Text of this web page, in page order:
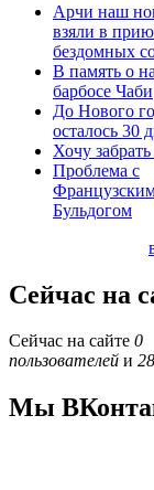
Арчи наш
взяли в
бездомных
В память о
барбосе Чаби
До Нового
осталось 30
Хочу
Проблема с
Бульдогом
Сейчас на
Сейчас на сайте 0
пользователей и
Мы